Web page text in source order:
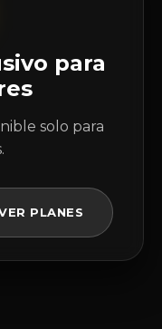
para
solo para
PLANES